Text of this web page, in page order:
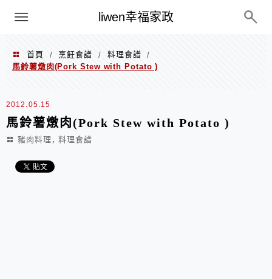
liwen幸福家政
menu
首頁 / 烹飪食譜 / 料理食譜
/
馬鈴薯燉肉(Pork Stew with Potato )
2012.05.15
馬鈴薯燉肉(Pork Stew with Potato )
豬肉料理 , 料理食譜